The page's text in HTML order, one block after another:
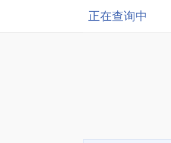
正在查询中